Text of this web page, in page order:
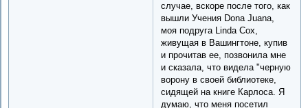
случае, вскоре после того, как
вышли Учения Donа Juanа,
моя подруга Linda Cox,
живущая в Вашингтоне, купив
и прочитав ее, позвонила мне
и сказала, что видела "черную
ворону в своей библиотеке,
сидящей на книге Карлоса. Я
думаю, что меня посетил